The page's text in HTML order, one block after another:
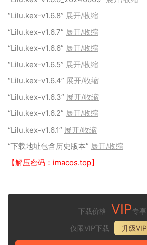
“Lilu.kex-v1.6.8” 展开/收缩
“Lilu.kex-v1.6.7” 展开/收缩
“Lilu.kex-v1.6.6” 展开/收缩
“Lilu.kex-v1.6.5” 展开/收缩
“Lilu.kex-v1.6.4” 展开/收缩
“Lilu.kex-v1.6.3” 展开/收缩
“Lilu.kex-v1.6.2” 展开/收缩
“Lilu.kex-v1.6.1” 展开/收缩
“下载地址包含历史版本” 展开/收缩
【解压密码：imacos.top】
下载价格 VIP专享
仅限VIP下载
升级VIP